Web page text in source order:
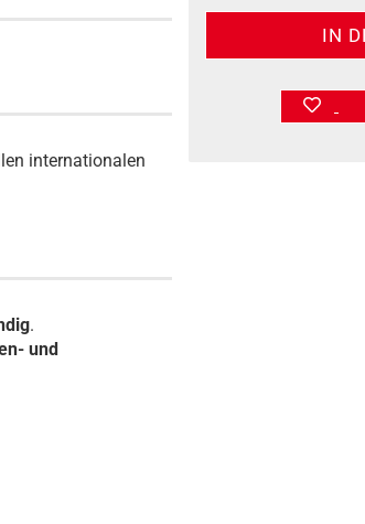
internationalen
.
und